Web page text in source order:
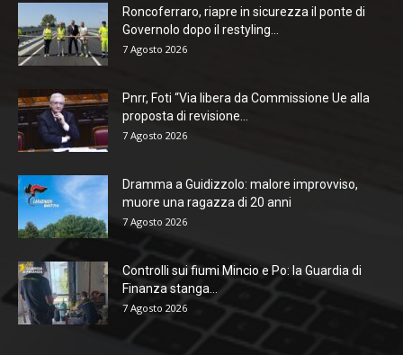
Roncoferraro, riapre in sicurezza il ponte di
Governolo dopo il restyling...
7 Agosto 2026
Pnrr, Foti “Via libera da Commissione Ue alla
proposta di revisione...
7 Agosto 2026
Dramma a Guidizzolo: malore improvviso,
muore una ragazza di 20 anni
7 Agosto 2026
Controlli sui fiumi Mincio e Po: la Guardia di
Finanza stanga...
7 Agosto 2026